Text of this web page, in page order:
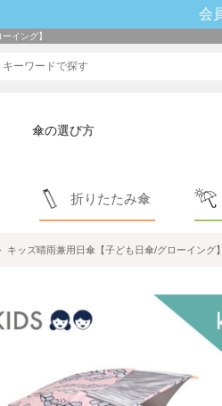
会
イング】
傘の選び方
折りたたみ傘
キッズ晴雨兼用日傘【子ども日傘/グローイング】